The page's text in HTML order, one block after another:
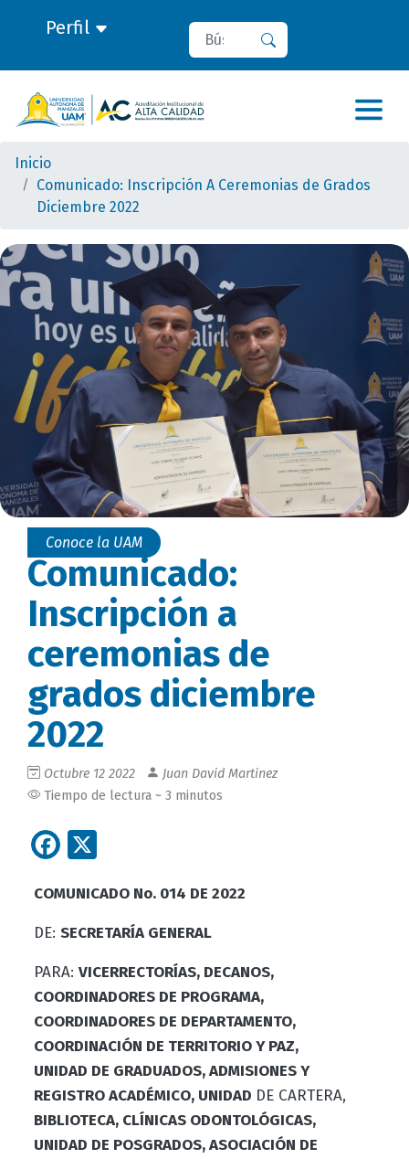
Perfil Buscar
Inicio
Comunicado: Inscripción A Ceremonias de Grados
Diciembre 2022
Conoce la UAM
Comunicado:
Inscripción a
ceremonias de
grados diciembre
2022
Octubre 12 2022
Juan David Martinez
Tiempo de lectura ~ 3 minutos
Facebook
COMUNICADO No. 014 DE 2022
DE: SECRETARÍA GENERAL
PARA: VICERRECTORÍAS, DECANOS,
COORDINADORES DE PROGRAMA,
COORDINADORES DE DEPARTAMENTO,
COORDINACIÓN DE TERRITORIO Y PAZ,
UNIDAD DE GRADUADOS, ADMISIONES Y
REGISTRO ACADÉMICO, UNIDAD DE CARTERA,
BIBLIOTECA, CLÍNICAS ODONTOLÓGICAS,
UNIDAD DE POSGRADOS, ASOCIACIÓN DE